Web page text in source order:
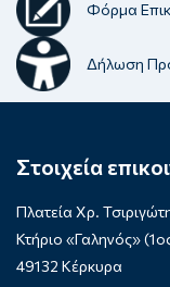
Φόρμα
Δήλωση
Στοιχεία
Πλατεία Χρ.
Κτήριο «Γαληνός»
49132 Κέρκυρα